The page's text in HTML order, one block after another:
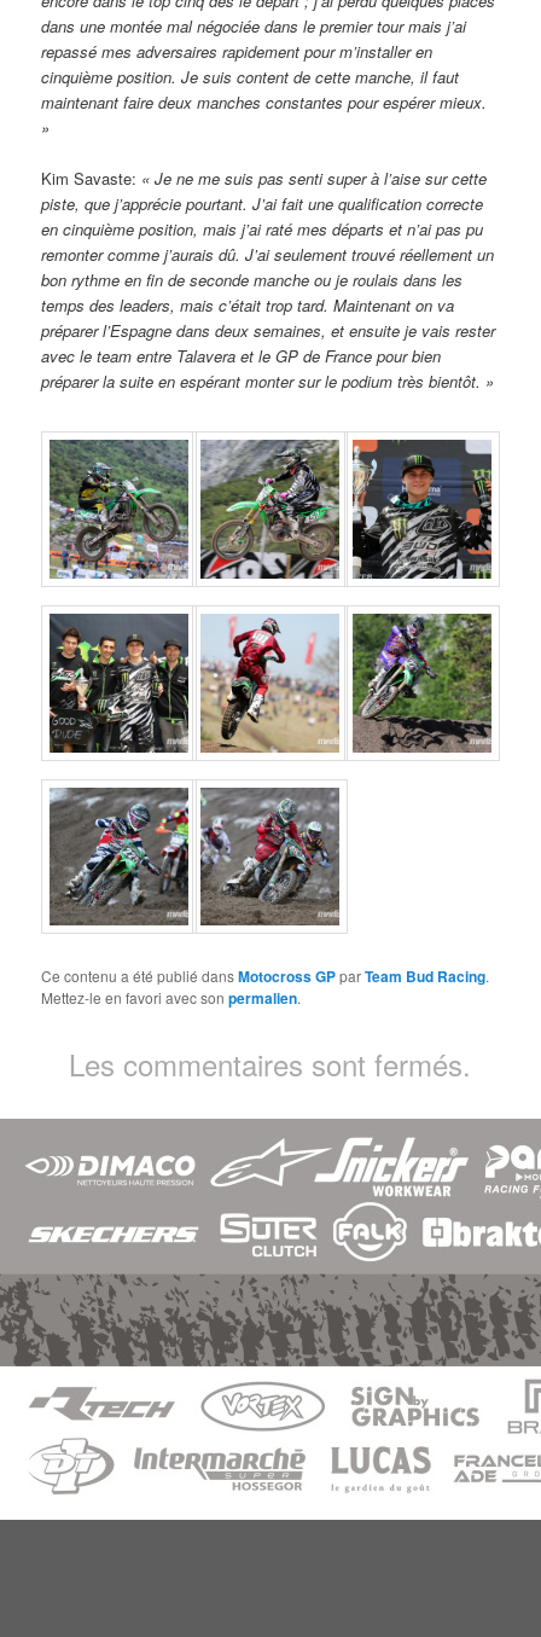
dans une montée mal négociée dans le premier tour mais j’ai
repassé mes adversaires rapidement pour m’installer en
cinquième position. Je suis content de cette manche, il faut
maintenant faire deux manches constantes pour espérer mieux.
»
Kim Savaste: « Je ne me suis pas senti super à l’aise sur cette
piste, que j’apprécie pourtant. J’ai fait une qualification correcte
en cinquième position, mais j’ai raté mes départs et n’ai pas pu
remonter comme j’aurais dû. J’ai seulement trouvé réellement un
bon rythme en fin de seconde manche ou je roulais dans les
temps des leaders, mais c’était trop tard. Maintenant on va
préparer l’Espagne dans deux semaines, et ensuite je vais rester
avec le team entre Talavera et le GP de France pour bien
préparer la suite en espérant monter sur le podium très bientôt. »
Ce contenu a été publié dansMotocross GPparTeam Bud Racing.
Mettez-le en favori avec sonpermalien.
Les commentaires sont fermés.